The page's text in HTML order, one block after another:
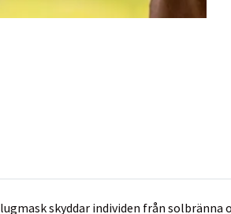
skyddar individen från